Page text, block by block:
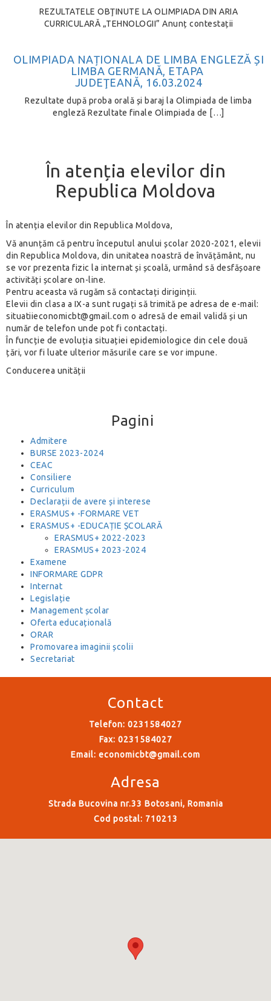
REZULTATELE OBŢINUTE LA OLIMPIADA DIN ARIA
CURRICULARĂ „TEHNOLOGII” Anunț contestații
OLIMPIADA NAȚIONALA DE LIMBA ENGLEZĂ ȘI
LIMBA GERMANĂ, ETAPA
JUDEŢEANĂ, 16.03.2024
Rezultate după proba orală și baraj la Olimpiada de limba
engleză Rezultate finale Olimpiada de […]
În atenția elevilor din
Republica Moldova
În atenția elevilor din Republica Moldova,
Vă anunțăm că pentru începutul anului școlar 2020-2021, elevii
din Republica Moldova, din unitatea noastră de învățământ, nu
se vor prezenta fizic la internat și școală, urmând să desfășoare
activități școlare on-line.
Pentru aceasta vă rugăm să contactați diriginții.
Elevii din clasa a IX-a sunt rugați să trimită pe adresa de e-mail:
situatiieconomicbt@gmail.com o adresă de email validă și un
număr de telefon unde pot fi contactați.
În funcție de evoluția situației epidemiologice din cele două
țări, vor fi luate ulterior măsurile care se vor impune.
Conducerea unității
Pagini
Admitere
BURSE 2023-2024
CEAC
Consiliere
Curriculum
Declarații de avere și interese
ERASMUS+ -FORMARE VET
ERASMUS+ -EDUCAȚIE ȘCOLARĂ
ERASMUS+ 2022-2023
ERASMUS+ 2023-2024
Examene
INFORMARE GDPR
Internat
Legislație
Management școlar
Oferta educațională
ORAR
Promovarea imaginii școlii
Secretariat
Contact
Telefon: 0231584027
Fax: 0231584027
Email: economicbt@gmail.com
Adresa
Strada Bucovina nr.33 Botosani, Romania
Cod postal: 710213